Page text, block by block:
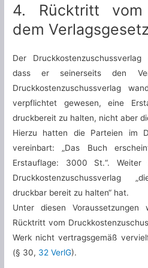
4. Rücktritt
dem
Der
dass er seinerseits den
Druckkostenzuschussverlag
verpflichtet gewesen, eine
druckbereit zu halten, nicht aber
Hierzu hatten die Parteien im
vereinbart: „Das Buch
Erstauflage: 3000 St.“.
Druckkostenzuschussverlag
druckbar bereit zu halten“ hat.
Unter diesen
Rücktritt vom
Werk nicht vertragsgemäß
(§ 30, 32 VerlG).